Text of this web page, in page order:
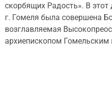
скорбящих Радость». В
г. Гомеля была совершена
возглавляемая
архиепископом